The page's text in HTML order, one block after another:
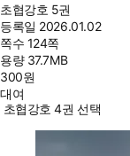
초협강호 5권
등록일 2026.01.02
쪽수 124쪽
용량 37.7MB
300원
대여
초협강호 4권 선택